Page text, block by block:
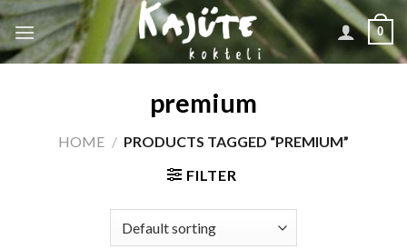
Skip
to
content
0
premium
HOME / PRODUCTS TAGGED “PREMIUM”
FILTER